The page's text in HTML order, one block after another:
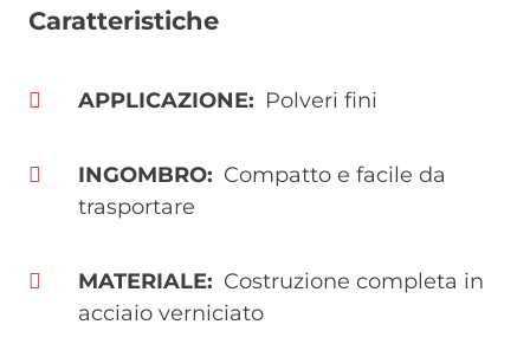
Caratteristiche
APPLICAZIONE Polveri fini
INGOMBRO
Compatto e facile da
trasportare
MATERIALE
Costruzione completa in
acciaio verniciato